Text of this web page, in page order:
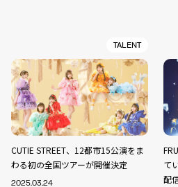
TALENT
CUTIE STREET、12都市15公演をま
わる初の全国ツアーが開催決定
2025.03.24
て
配